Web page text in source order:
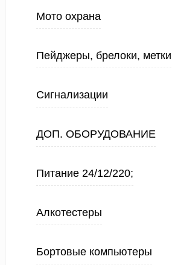
Мото охрана
Пейджеры, брелоки, метки
Сигнализации
ДОП. ОБОРУДОВАНИЕ
Питание 24/12/220;
Алкотестеры
Бортовые компьютеры